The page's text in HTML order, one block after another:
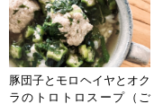
豚団子とモロヘイヤとオク
ラのトロトロスープ（ご